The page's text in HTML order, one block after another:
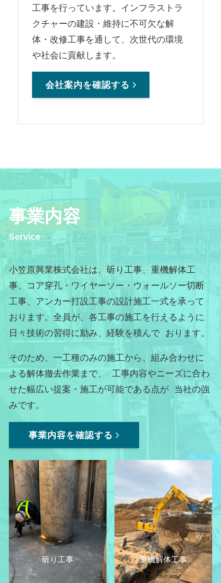
工事を行っています。インフラストラ
クチャーの建設・維持に不可欠な解
体・改修工事を通して、次世代の環境
や社会に貢献します。
会社案内を確認する
事業内容
Service
小笠原興業株式会社は、斫り工事、重機解体工
事、コア穿孔・ワイヤーソー・ウォールソー切断
工事、アンカー打設工事の設計施工一式を承って
おります。全員が、各工事の施工を行えるように
日々技術の習得に励み、経験を積んで おります。
そのため、一工種のみの施工から、組み合わせに
よる解体撤去作業まで、 工事内容やニーズに合わ
せた幅広い提案・施工が可能である点が 当社の強
みです。
事業内容を確認する
斫り工事 重機解体工事